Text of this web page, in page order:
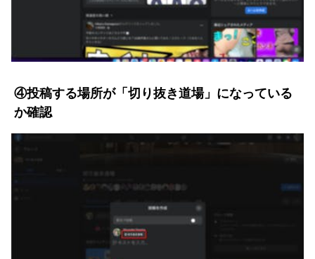
④投稿する場所が「切り抜き道場」になっている
か確認